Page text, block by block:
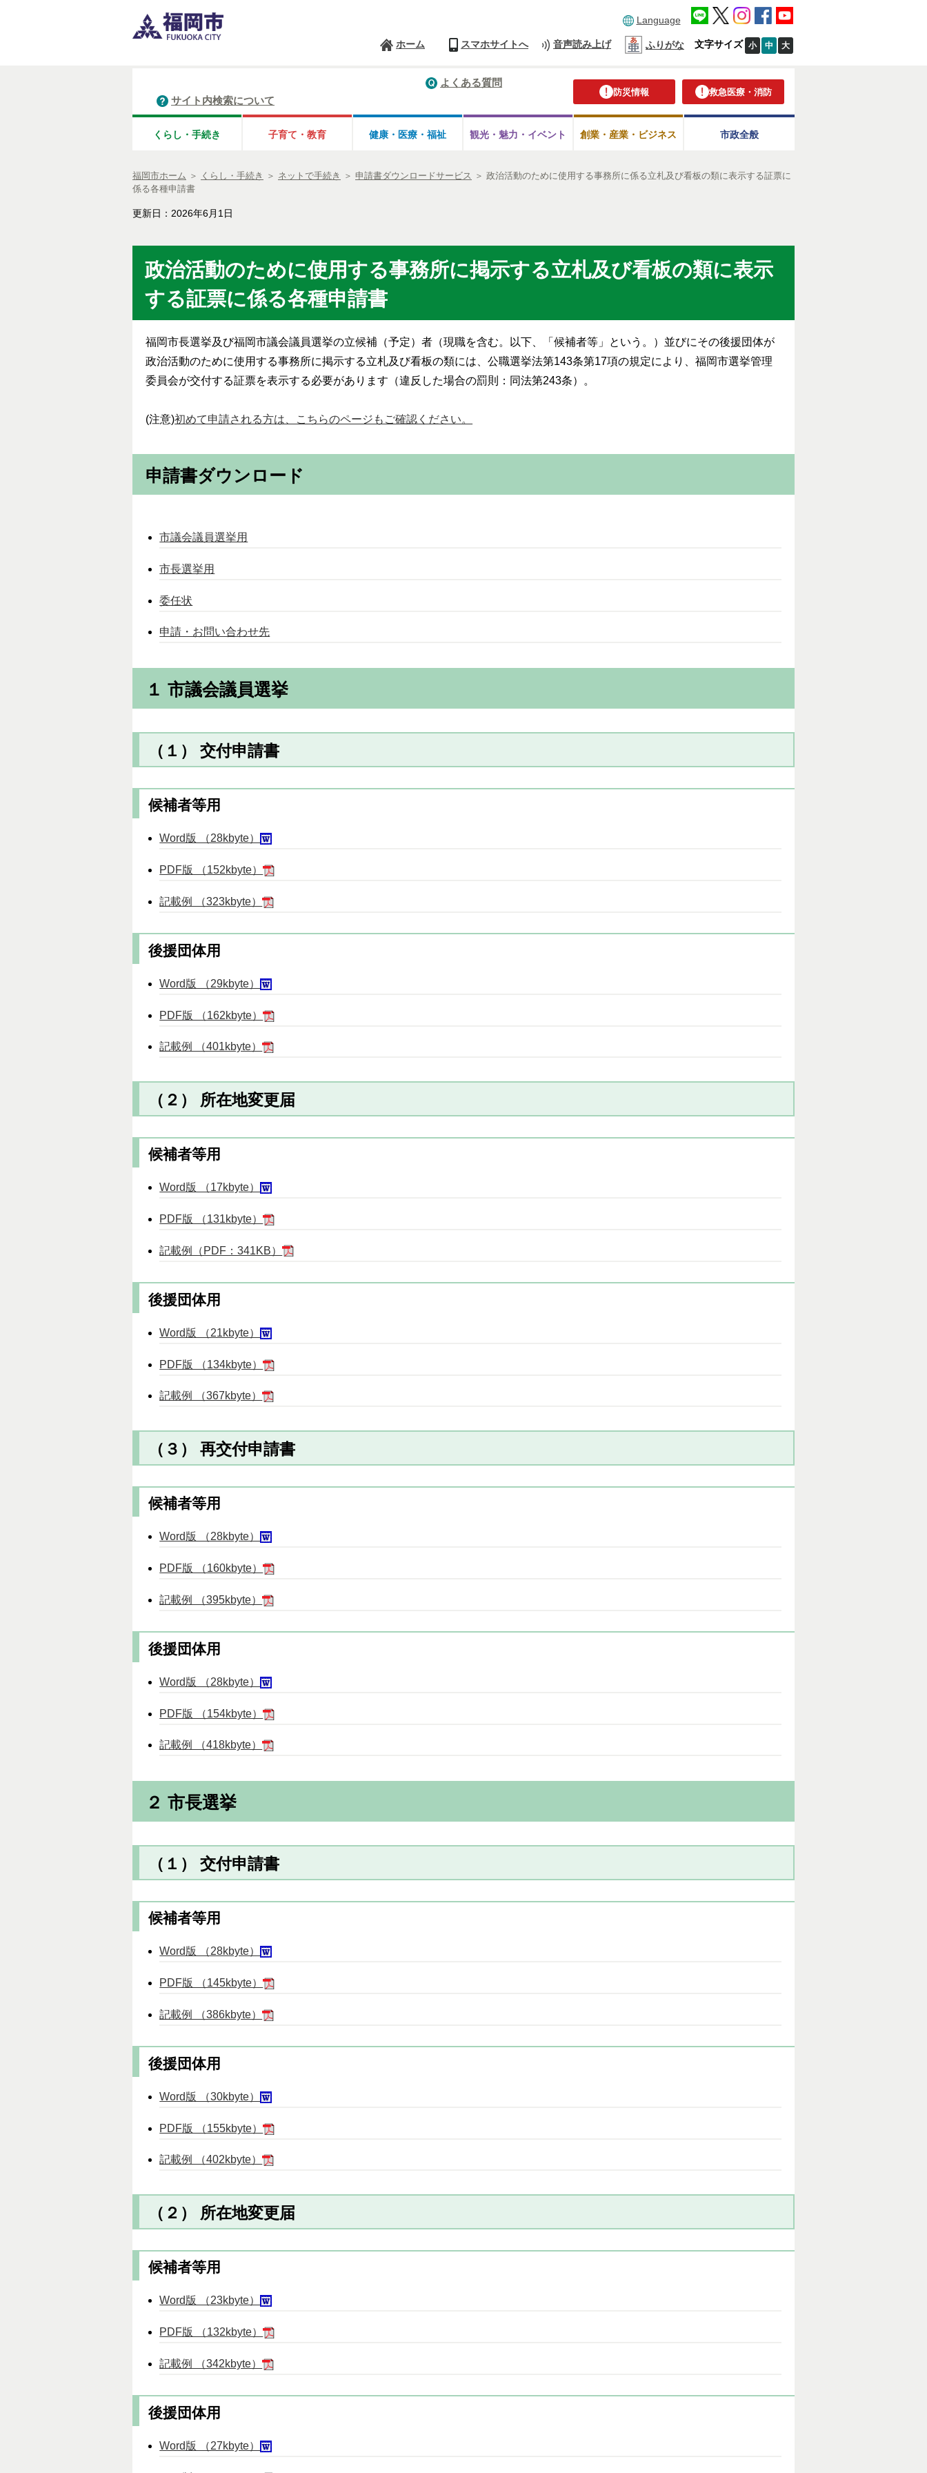
Language
ホーム スマホサイトへ 音声読み上げ ふりがな 文字サイズ 小 中 大
防災情報 救急医療・消防
よくある質問
サイト内検索について
くらし・手続き 子育て・教育 健康・医療・ 福祉 観光・魅力・ イベント 創業・産業・ビジネス 市政全般
福岡市ホーム ＞ くらし・手続き ＞ ネットで手続き ＞ 申請書ダウンロードサービス ＞ 政治活動のために使用する事務所に係る立札及び看板の類に表示する証票に
係る各種申請書
更新日：2026年6月1日
政治活動のために使用する事務所に掲示する立札及び看板の類に表示
する証票に係る各種申請書
福岡市長選挙及び福岡市議会議員選挙の立候補（予定）者（現職を含む。以下、「候補者等」という。）並びにその後援団体が
政治活動のために使用する事務所に掲示する立札及び看板の類には、公職選挙法第143条第17項の規定により、福岡市選挙管理
委員会が交付する証票を表示する必要があります（違反した場合の罰則：同法第243条）。
(注意)初めて申請される方は、こちらのページもご確認ください。
申請書ダウンロード
市議会議員選挙用
市長選挙用
委任状
申請・お問い合わせ先
１ 市議会議員選挙
（１） 交付申請書
候補者等用
Word版 （28kbyte）
PDF版 （152kbyte）
記載例 （323kbyte）
後援団体用
Word版 （29kbyte）
PDF版 （162kbyte）
記載例 （401kbyte）
（２） 所在地変更届
候補者等用
Word版 （17kbyte）
PDF版 （131kbyte）
記載例（PDF：341KB）
後援団体用
Word版 （21kbyte）
PDF版 （134kbyte）
記載例 （367kbyte）
（３） 再交付申請書
候補者等用
Word版 （28kbyte）
PDF版 （160kbyte）
記載例 （395kbyte）
後援団体用
Word版 （28kbyte）
PDF版 （154kbyte）
記載例 （418kbyte）
２ 市長選挙
（１） 交付申請書
候補者等用
Word版 （28kbyte）
PDF版 （145kbyte）
記載例 （386kbyte）
後援団体用
Word版 （30kbyte）
PDF版 （155kbyte）
記載例 （402kbyte）
（２） 所在地変更届
候補者等用
Word版 （23kbyte）
PDF版 （132kbyte）
記載例 （342kbyte）
後援団体用
Word版 （27kbyte）